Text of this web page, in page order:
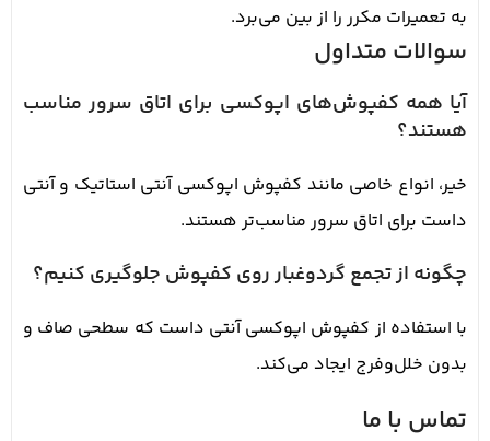
به تعمیرات مکرر را از بین می‌برد.
سوالات متداول
آیا همه کفپوش‌های اپوکسی برای اتاق سرور مناسب
هستند؟
خیر، انواع خاصی مانند کفپوش اپوکسی آنتی استاتیک و آنتی
داست برای اتاق سرور مناسب‌تر هستند.
چگونه از تجمع گردوغبار روی کفپوش جلوگیری کنیم؟
با استفاده از کفپوش اپوکسی آنتی داست که سطحی صاف و
بدون خلل‌وفرج ایجاد می‌کند.
تماس با ما